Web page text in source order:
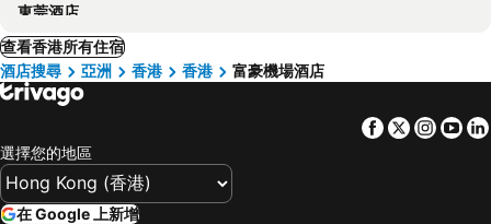
東莞酒店
查看香港所有住宿
酒店搜尋
亞洲 香港 香港 富豪機場酒店
Facebook
Twitter
選擇您的地區
在 Google 上新增